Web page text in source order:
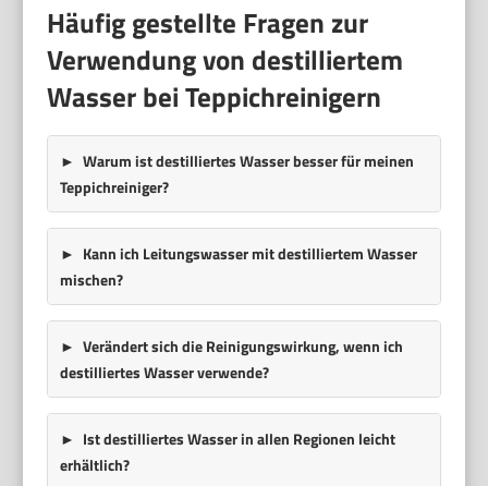
Häufig gestellte Fragen zur
Verwendung von destilliertem
Wasser bei Teppichreinigern
Warum ist destilliertes Wasser besser für meinen
Teppichreiniger?
Kann ich Leitungswasser mit destilliertem Wasser
mischen?
Verändert sich die Reinigungswirkung, wenn ich
destilliertes Wasser verwende?
Ist destilliertes Wasser in allen Regionen leicht
erhältlich?